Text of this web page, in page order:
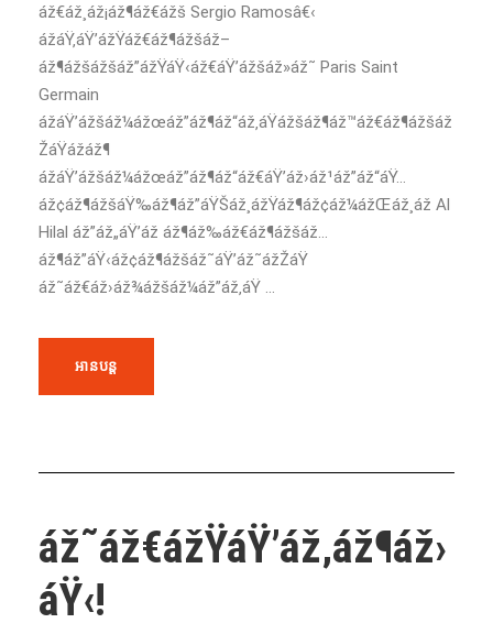
áž€áž¸áž¡áž¶áž€ážš Sergio Ramosâ€‹
ážáŸ‚áŸ’ážŸáž€áž¶ážšáž–
áž¶ážšážšáž”ážŸáŸ‹áž€áŸ’ážšáž»áž˜ Paris Saint
Germain
ážáŸ’ážšáž¼ážœáž”áž¶áž“áž‚áŸážšáž¶áž™áž€áž¶ážšáž
ŽáŸážáž¶
ážáŸ’ážšáž¼ážœáž”áž¶áž“áž€áŸ’áž›áž¹áž”áž“áŸ…
áž¢áž¶ážšáŸ‰áž¶áž”áŸŠáž¸ážŸáž¶áž¢áž¼ážŒáž¸áž Al
Hilal áž”áž„áŸ’áž áž¶áž‰áž€áž¶ážšáž…
áž¶áž”áŸ‹áž¢áž¶ážšáž˜áŸ’áž˜ážŽáŸ
áž˜áž€áž›áž¾ážšáž¼áž”áž‚áŸ ...
អានបន្ត
áž˜áž€ážŸáŸ’áž‚áž¶áž›
áŸ‹!